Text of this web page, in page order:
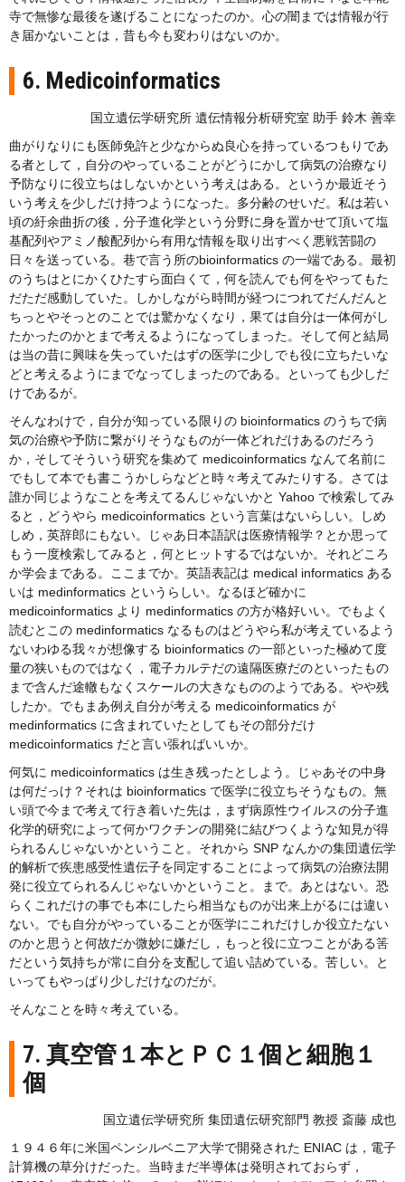
寺で無惨な最後を遂げることになったのか。心の闇までは情報が行
き届かないことは，昔も今も変わりはないのか。
6. Medicoinformatics
国立遺伝学研究所 遺伝情報分析研究室 助手 鈴木 善幸
曲がりなりにも医師免許と少なからぬ良心を持っているつもりであ
る者として，自分のやっていることがどうにかして病気の治療なり
予防なりに役立ちはしないかという考えはある。というか最近そう
いう考えを少しだけ持つようになった。多分齢のせいだ。私は若い
頃の紆余曲折の後，分子進化学という分野に身を置かせて頂いて塩
基配列やアミノ酸配列から有用な情報を取り出すべく悪戦苦闘の
日々を送っている。巷で言う所のbioinformatics の一端である。最初
のうちはとにかくひたすら面白くて，何を読んでも何をやってもた
だただ感動していた。しかしながら時間が経つにつれてだんだんと
ちっとやそっとのことでは驚かなくなり，果ては自分は一体何がし
たかったのかとまで考えるようになってしまった。そして何と結局
は当の昔に興味を失っていたはずの医学に少しでも役に立ちたいな
どと考えるようにまでなってしまったのである。といっても少しだ
けであるが。
そんなわけで，自分が知っている限りの bioinformatics のうちで病
気の治療や予防に繋がりそうなものが一体どれだけあるのだろう
か，そしてそういう研究を集めて medicoinformatics なんて名前に
でもして本でも書こうかしらなどと時々考えてみたりする。さては
誰か同じようなことを考えてるんじゃないかと Yahoo で検索してみ
ると，どうやら medicoinformatics という言葉はないらしい。しめ
しめ，英辞郎にもない。じゃあ日本語訳は医療情報学？とか思って
もう一度検索してみると，何とヒットするではないか。それどころ
か学会まである。ここまでか。英語表記は medical informatics ある
いは medinformatics というらしい。なるほど確かに
medicoinformatics より medinformatics の方が格好いい。でもよく
読むとこの medinformatics なるものはどうやら私が考えているよう
ないわゆる我々が想像する bioinformatics の一部といった極めて度
量の狭いものではなく，電子カルテだの遠隔医療だのといったもの
まで含んだ途轍もなくスケールの大きなもののようである。やや残
したか。でもまあ例え自分が考える medicoinformatics が
medinformatics に含まれていたとしてもその部分だけ
medicoinformatics だと言い張ればいいか。
何気に medicoinformatics は生き残ったとしよう。じゃあその中身
は何だっけ？それは bioinformatics で医学に役立ちそうなもの。無
い頭で今まで考えて行き着いた先は，まず病原性ウイルスの分子進
化学的研究によって何かワクチンの開発に結びつくような知見が得
られるんじゃないかということ。それから SNP なんかの集団遺伝学
的解析で疾患感受性遺伝子を同定することによって病気の治療法開
発に役立てられるんじゃないかということ。まで。あとはない。恐
らくこれだけの事でも本にしたら相当なものが出来上がるには違い
ない。でも自分がやっていることが医学にこれだけしか役立たない
のかと思うと何故だか微妙に嫌だし，もっと役に立つことがある筈
だという気持ちが常に自分を支配して追い詰めている。苦しい。と
いってもやっぱり少しだけなのだが。
そんなことを時々考えている。
7. 真空管１本とＰＣ１個と細胞１
個
国立遺伝学研究所 集団遺伝研究部門 教授 斎藤 成也
１９４６年に米国ペンシルベニア大学で開発された ENIAC は，電子
計算機の草分けだった。当時まだ半導体は発明されておらず，